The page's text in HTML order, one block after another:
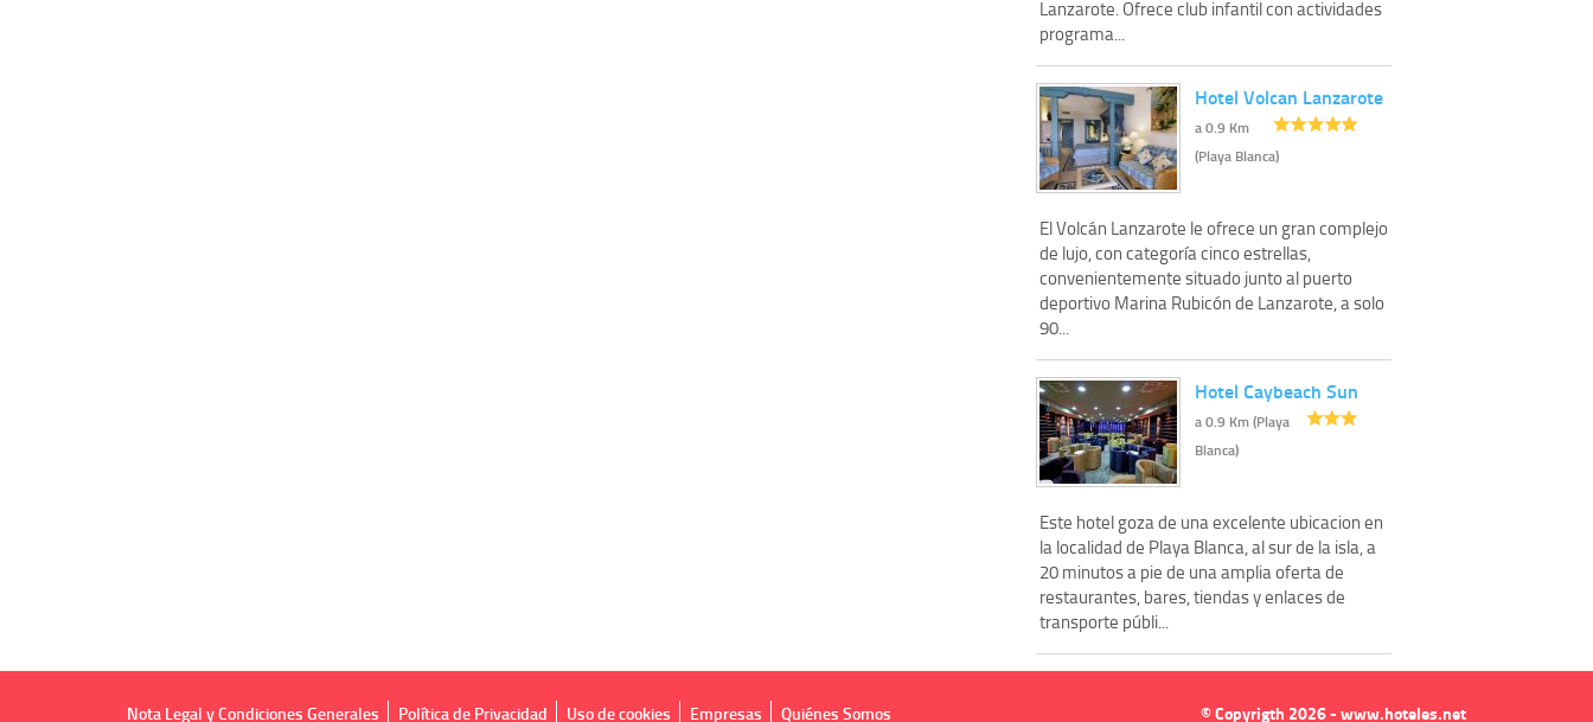
Lanzarote. Ofrece club infantil con actividades
programa...
Hotel Volcan Lanzarote
a 0.9 Km
(Playa Blanca)
El Volcán Lanzarote le ofrece un gran complejo
de lujo, con categoría cinco estrellas,
convenientemente situado junto al puerto
deportivo Marina Rubicón de Lanzarote, a solo
90...
Hotel Caybeach Sun
a 0.9 Km (Playa
Blanca)
Este hotel goza de una excelente ubicacion en
la localidad de Playa Blanca, al sur de la isla, a
20 minutos a pie de una amplia oferta de
restaurantes, bares, tiendas y enlaces de
transporte públi...
Nota Legal y Condiciones Generales Política de Privacidad Uso de cookies Empresas Quiénes Somos © Copyrigth 2026 - www.hoteles.net